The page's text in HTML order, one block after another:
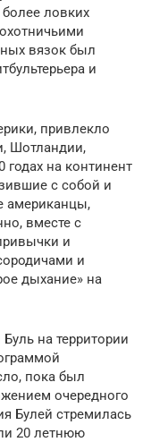
ловких
вязок был
и
привлекло
Шотландии,
на континент
с собой и
американцы,
вместе с
и
и
дыхание» на
на территории
пока был
очередного
Булей стремилась
20 летнюю